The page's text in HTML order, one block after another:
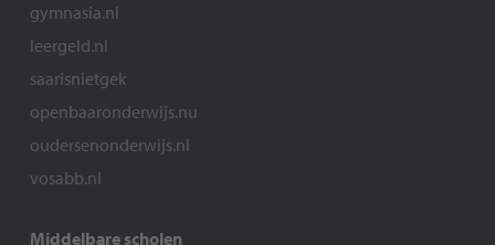
gymnasia.nl
leergeld.nl
saarisnietgek
openbaaronderwijs.nu
oudersenonderwijs.nl
vosabb.nl
Middelbare scholen